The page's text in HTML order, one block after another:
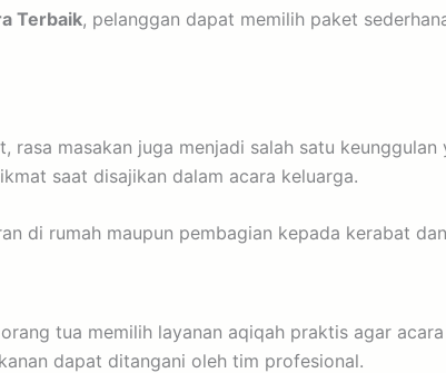
Terbaik, pelanggan dapat memilih paket
rasa masakan juga menjadi salah satu
saat disajikan dalam acara keluarga.
di rumah maupun pembagian kepada kerabat
tua memilih layanan aqiqah praktis agar
dapat ditangani oleh tim profesional.